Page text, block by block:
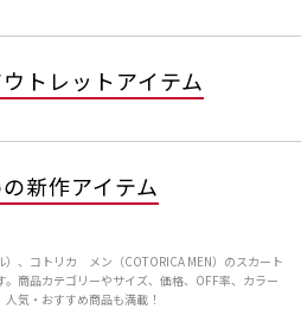
トレットアイテム
新作アイテム
）、コトリカ メン（COTORICA MEN）のスカート
商品カテゴリーやサイズ、価格、OFF率、カラー
気・おすすめ商品も満載！